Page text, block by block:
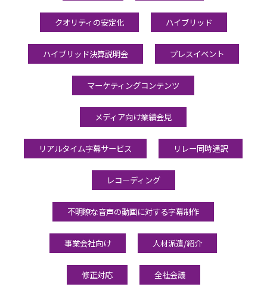
クオリティの安定化 ハイブリッド
ハイブリッド決算説明会 プレスイベント
マーケティングコンテンツ
メディア向け業績会見
リアルタイム字幕サービス リレー同時通訳
レコーディング
不明瞭な音声の動画に対する字幕制作
事業会社向け 人材派遣/紹介
修正対応 全社会議